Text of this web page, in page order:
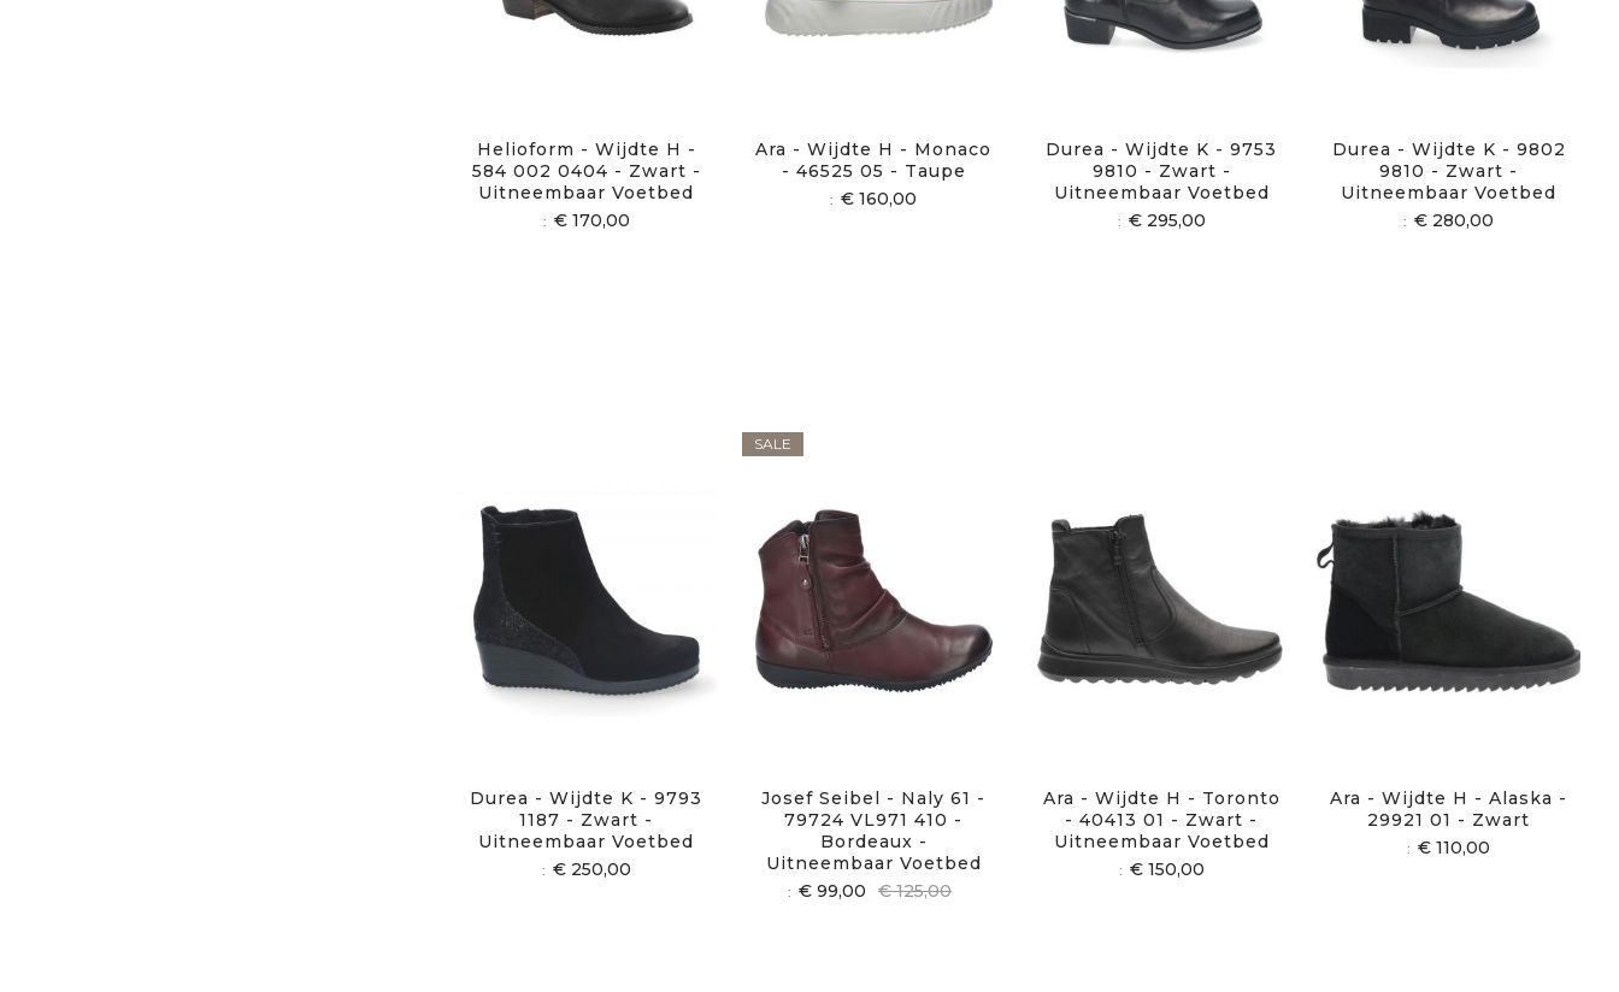
Helioform - Wijdte H -
584 002 0404 - Zwart -
Uitneembaar Voetbed
€ 170,00
Ara - Wijdte H - Monaco
- 46525 05 - Taupe
€ 160,00
Durea - Wijdte K - 9753
9810 - Zwart -
Uitneembaar Voetbed
€ 295,00
Durea - Wijdte K - 9802
9810 - Zwart -
Uitneembaar Voetbed
€ 280,00
Durea - Wijdte K - 9793
1187 - Zwart -
Uitneembaar Voetbed
€ 250,00
SALE
Josef Seibel - Naly 61 -
79724 VL971 410 -
Bordeaux -
Uitneembaar Voetbed
€ 99,00
€ 125,00
Ara - Wijdte H - Toronto
- 40413 01 - Zwart -
Uitneembaar Voetbed
€ 150,00
Ara - Wijdte H - Alaska -
29921 01 - Zwart
€ 110,00